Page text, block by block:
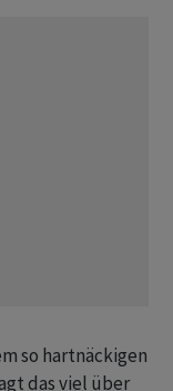
so hartnäckigen
das viel über